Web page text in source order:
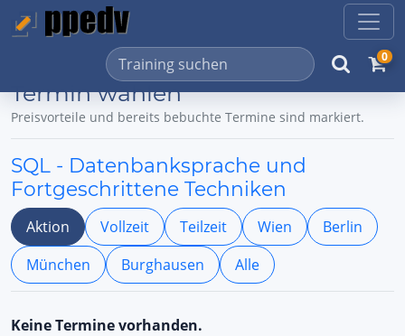
0
Termin wählen
Preisvorteile und bereits bebuchte Termine sind markiert.
SQL - Datenbanksprache und
Fortgeschrittene Techniken
Aktion Vollzeit Teilzeit Wien
Berlin
München
Burghausen Alle
Keine Termine vorhanden.